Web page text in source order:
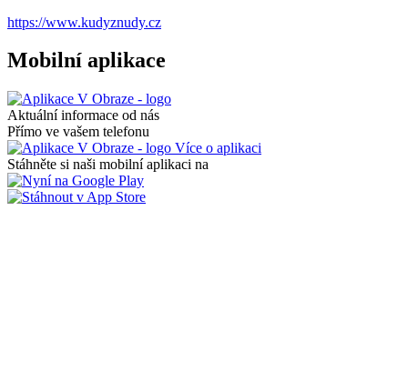
https://www.kudyznudy.cz
Mobilní aplikace
Aktuální informace od nás
Přímo ve vašem telefonu
Více o aplikaci
Stáhněte si naši mobilní aplikaci na